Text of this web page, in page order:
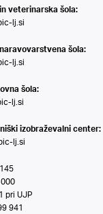
veterinarska šola:
lj.si
šola:
lj.si
šola:
lj.si
izobraževalni center:
lj.si
pri UJP
941